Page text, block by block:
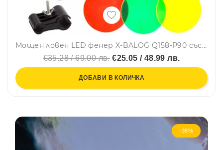
Мощен ловен LED фенер X-BALOG Q158-P90 със стойка за монтаж на оръжие и 3бр. филтри за светлина
€35.28 / 69.00 лв.€25.05 / 48.99 лв.
ДОБАВИ В КОЛИЧКА
-38%